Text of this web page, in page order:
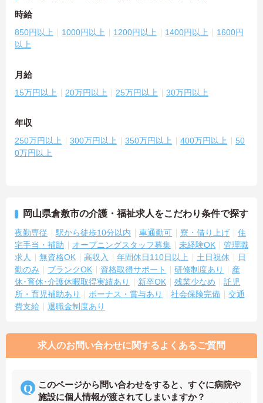
時給
850円以上 1000円以上 1200円以上 1400円以上
1600円
以上
月給
15万円以上 20万円以上 25万円以上 30万円以上
年収
250万円以上 300万円以上 350万円以上 400万円以上
50
0万円以上
岡山県倉敷市の介護・福祉求人をこだわり条件で探す
夜勤専従 駅から徒歩10分以内 車通勤可 寮・借り上げ
住
宅手当・補助
オープニングスタッフ募集 未経験OK
管理職
求人
無資格OK 高収入 年間休日110日以上 土日祝休
日
勤のみ
ブランクOK 資格取得サポート 研修制度あり
産
休･育休･介護休暇取得実績あり
新卒OK 残業少なめ
託児
所・育児補助あり
ボーナス・賞与あり 社会保険完備
交通
費支給
退職金制度あり
求人のお問い合わせに関するよくあるご質問
このページから問い合わせをすると、すぐに病院や
施設に個人情報が渡されてしまいますか？